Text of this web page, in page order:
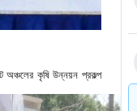
অঞ্চলের কৃষি উন্নয়ন প্রকল্প